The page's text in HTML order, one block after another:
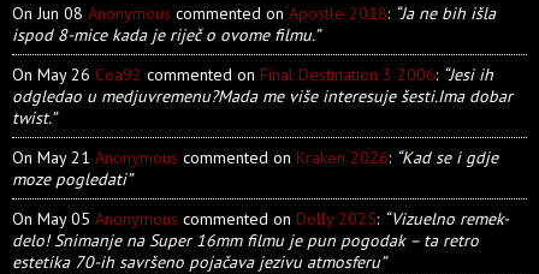
On Jun 08 Anonymous commented on Apostle 2018: “Ja ne bih išla
ispod 8-mice kada je riječ o ovome filmu.”
On May 26 Coa92 commented on Final Destination 3 2006: “Jesi ih
odgledao u medjuvremenu?Mada me više interesuje šesti.Ima dobar
twist.”
On May 21 Anonymous commented on Kraken 2026: “Kad se i gdje
moze pogledati”
On May 05 Anonymous commented on Dolly 2025: “Vizuelno remek-
delo! Snimanje na Super 16mm filmu je pun pogodak – ta retro
estetika 70-ih savršeno pojačava jezivu atmosferu”